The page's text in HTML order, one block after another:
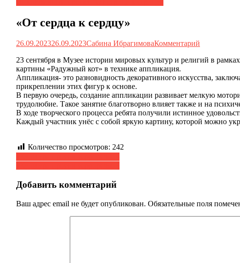
«От сердца к сердцу»
26.09.202326.09.2023Сабина ИбрагимоваКомментарий
23 сентября в Музее истории мировых культур и религий в
картины «Радужный кот» в технике аппликация.
Аппликация- это разновидность декоративного искусства,
прикреплении этих фигур к основе.
В первую очередь, создание аппликации развивает мелкую
трудолюбие. Такое занятие благотворно влияет также и на
В ходе творческого процесса ребята получили истинное
Каждый участник унёс с собой яркую картину, которой можно
Количество просмотров: 242
Навигация
по
записям
Добавить комментарий
Ваш адрес email не будет опубликован. Обязательные поля